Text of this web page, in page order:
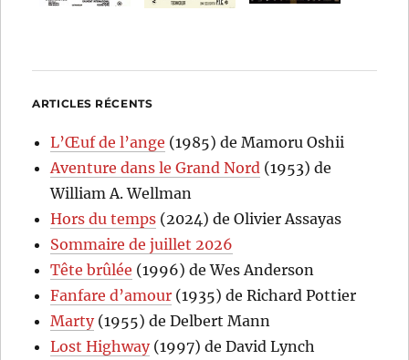
ARTICLES RÉCENTS
L’Œuf de l’ange (1985) de Mamoru Oshii
Aventure dans le Grand Nord (1953) de
William A. Wellman
Hors du temps (2024) de Olivier Assayas
Sommaire de juillet 2026
Tête brûlée (1996) de Wes Anderson
Fanfare d’amour (1935) de Richard Pottier
Marty(1955) de Delbert Mann
Lost Highway(1997) de David Lynch